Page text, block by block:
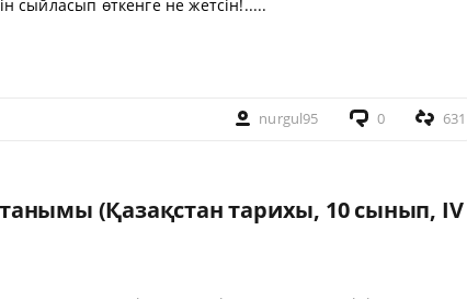
сыйласып өткенге не жетсін!.....
nurgul95 0 631
(Қазақстан тарихы, 10 сынып, ІV